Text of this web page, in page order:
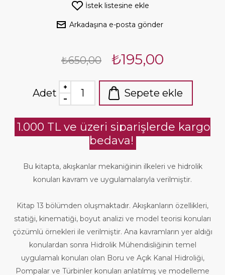
İstek listesine ekle
Arkadaşına e-posta gönder
₺650,00 ₺195,00
Adet Sepete ekle
1.000 TL ve üzeri siparişlerde kargo
bedava!
Bu kitapta, akışkanlar mekaniğinin ilkeleri ve hidrolik
konuları kavram ve uygulamalarıyla verilmiştir.
Kitap 13 bölümden oluşmaktadır. Akışkanların özellikleri,
statiği, kinematiği, boyut analizi ve model teorisi konuları
çözümlü örnekleri ile verilmiştir. Ana kavramların yer aldığı
konulardan sonra Hidrolik Mühendisliğinin temel
uygulamalı konuları olan Boru ve Açık Kanal Hidroliği,
Pompalar ve Türbinler konuları anlatılmış ve modelleme